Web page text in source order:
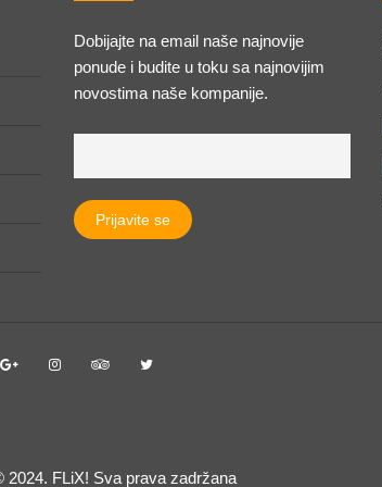
Dobijajte na email naše najnovije
ponude i budite u toku sa najnovijim
novostima naše kompanije.
2024. FLiX! Sva prava zadržana